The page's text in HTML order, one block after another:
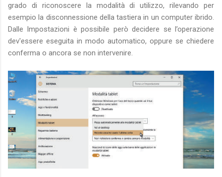
grado di riconoscere la modalità di utilizzo, rilevando per
esempio la disconnessione della tastiera in un computer ibrido.
Dalle Impostazioni è possibile però decidere se l’operazione
dev'essere eseguita in modo automatico, oppure se chiedere
conferma o ancora se non intervenire.